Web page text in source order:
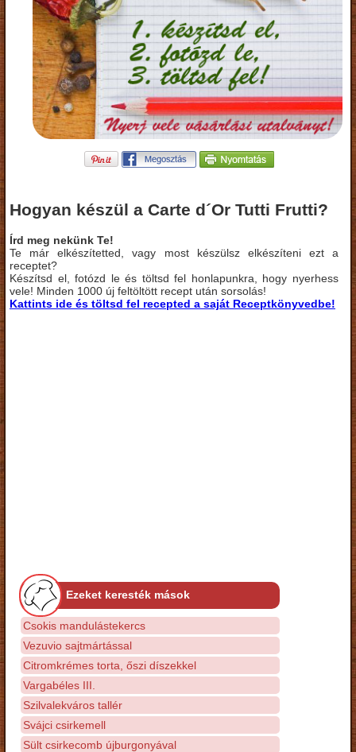
Hogyan készül a Carte d´Or Tutti Frutti?
Írd meg nekünk Te!
Te már elkészítetted, vagy most készülsz elkészíteni ezt a
receptet?
Készítsd el, fotózd le és töltsd fel honlapunkra, hogy nyerhess
vele! Minden 1000 új feltöltött recept után sorsolás!
Kattints ide és töltsd fel recepted a saját Receptkönyvedbe!
Ezeket keresték mások
Csokis mandulástekercs
Vezuvio sajtmártással
Citromkrémes torta, őszi díszekkel
Vargabéles III.
Szilvalekváros tallér
Svájci csirkemell
Sült csirkecomb újburgonyával